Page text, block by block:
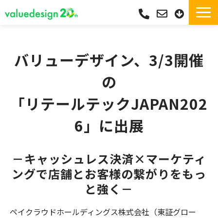
サポート
導入実績
導入フロー
活用シーン
よくあるご質問
バリューデザイン、3/3開催
の
「リテールテックJAPAN202
6」に出展
－キャッシュレス決済×マーケティ
ングで店舗とお客様の繋がりをもっ
と強く－
ペイクラウドホールディングス株式会社（東証グロー